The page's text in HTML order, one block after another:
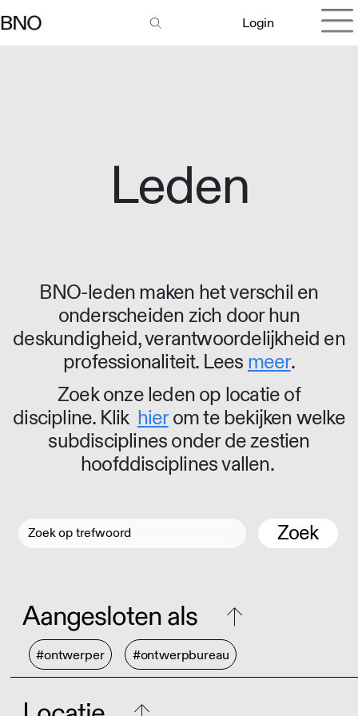
Login
Leden
BNO-leden maken het verschil en
onderscheiden zich door hun
deskundigheid, verantwoordelijkheid en
professionaliteit. Lees meer.
Zoek onze leden op locatie of
discipline. Klik hierom te bekijken welke
subdisciplines onder de zestien
hoofddisciplines vallen.
Zoek
Aangesloten als
#ontwerper #ontwerpbureau